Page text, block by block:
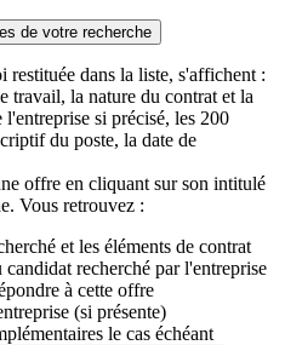
de votre recherche
restituée dans la liste, s'affichent :
travail, la nature du contrat et la
si précisé, les 200
du poste, la date de
offre en cliquant sur son intitulé
Vous retrouvez :
et les éléments de contrat
recherché par l'entreprise
à cette offre
(si présente)
le cas échéant